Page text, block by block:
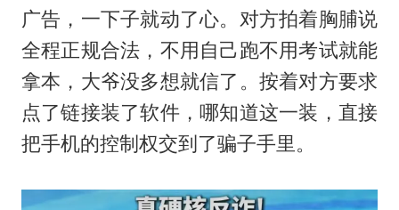
广告，一下子就动了心。对方拍着胸脯说
全程正规合法，不用自己跑不用考试就能
拿本，大爷没多想就信了。按着对方要求
点了链接装了软件，哪知道这一装，直接
把手机的控制权交到了骗子手里。